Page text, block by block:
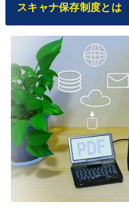
​スキャナ保存制度とは